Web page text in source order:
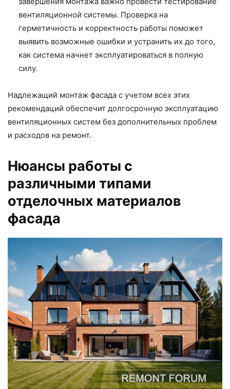
вентиляционной системы. Проверка на
герметичность и корректность работы поможет
выявить возможные ошибки и устранить их до того,
как система начнет эксплуатироваться в полную
силу.
Надлежащий монтаж фасада с учетом всех этих
рекомендаций обеспечит долгосрочную эксплуатацию
вентиляционных систем без дополнительных проблем
и расходов на ремонт.
Нюансы работы с
различными типами
отделочных материалов
фасада